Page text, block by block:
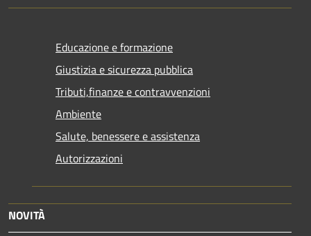
Educazione e formazione
Giustizia e sicurezza pubblica
Tributi,finanze e contravvenzioni
Ambiente
Salute, benessere e assistenza
Autorizzazioni
NOVITÀ